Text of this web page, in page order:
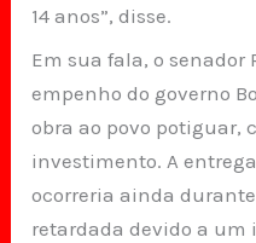
14 anos”, disse.
Em sua fala, o senador
empenho do governo
obra ao povo potiguar,
investimento. A
ocorreria ainda
retardada devido a um